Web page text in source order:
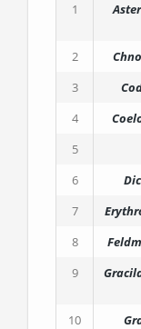
1
2
3
4
5
6
7
8
9
10